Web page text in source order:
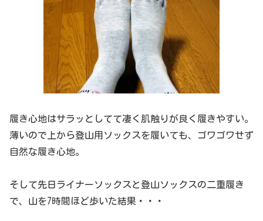
履き心地はサラッとしてて凄く肌触りが良く履きやすい。
薄いので上から登山用ソックスを履いても、ゴワゴワせず
自然な履き心地。
そして先日ライナーソックスと登山ソックスの二重履き
で、山を7時間ほど歩いた結果・・・